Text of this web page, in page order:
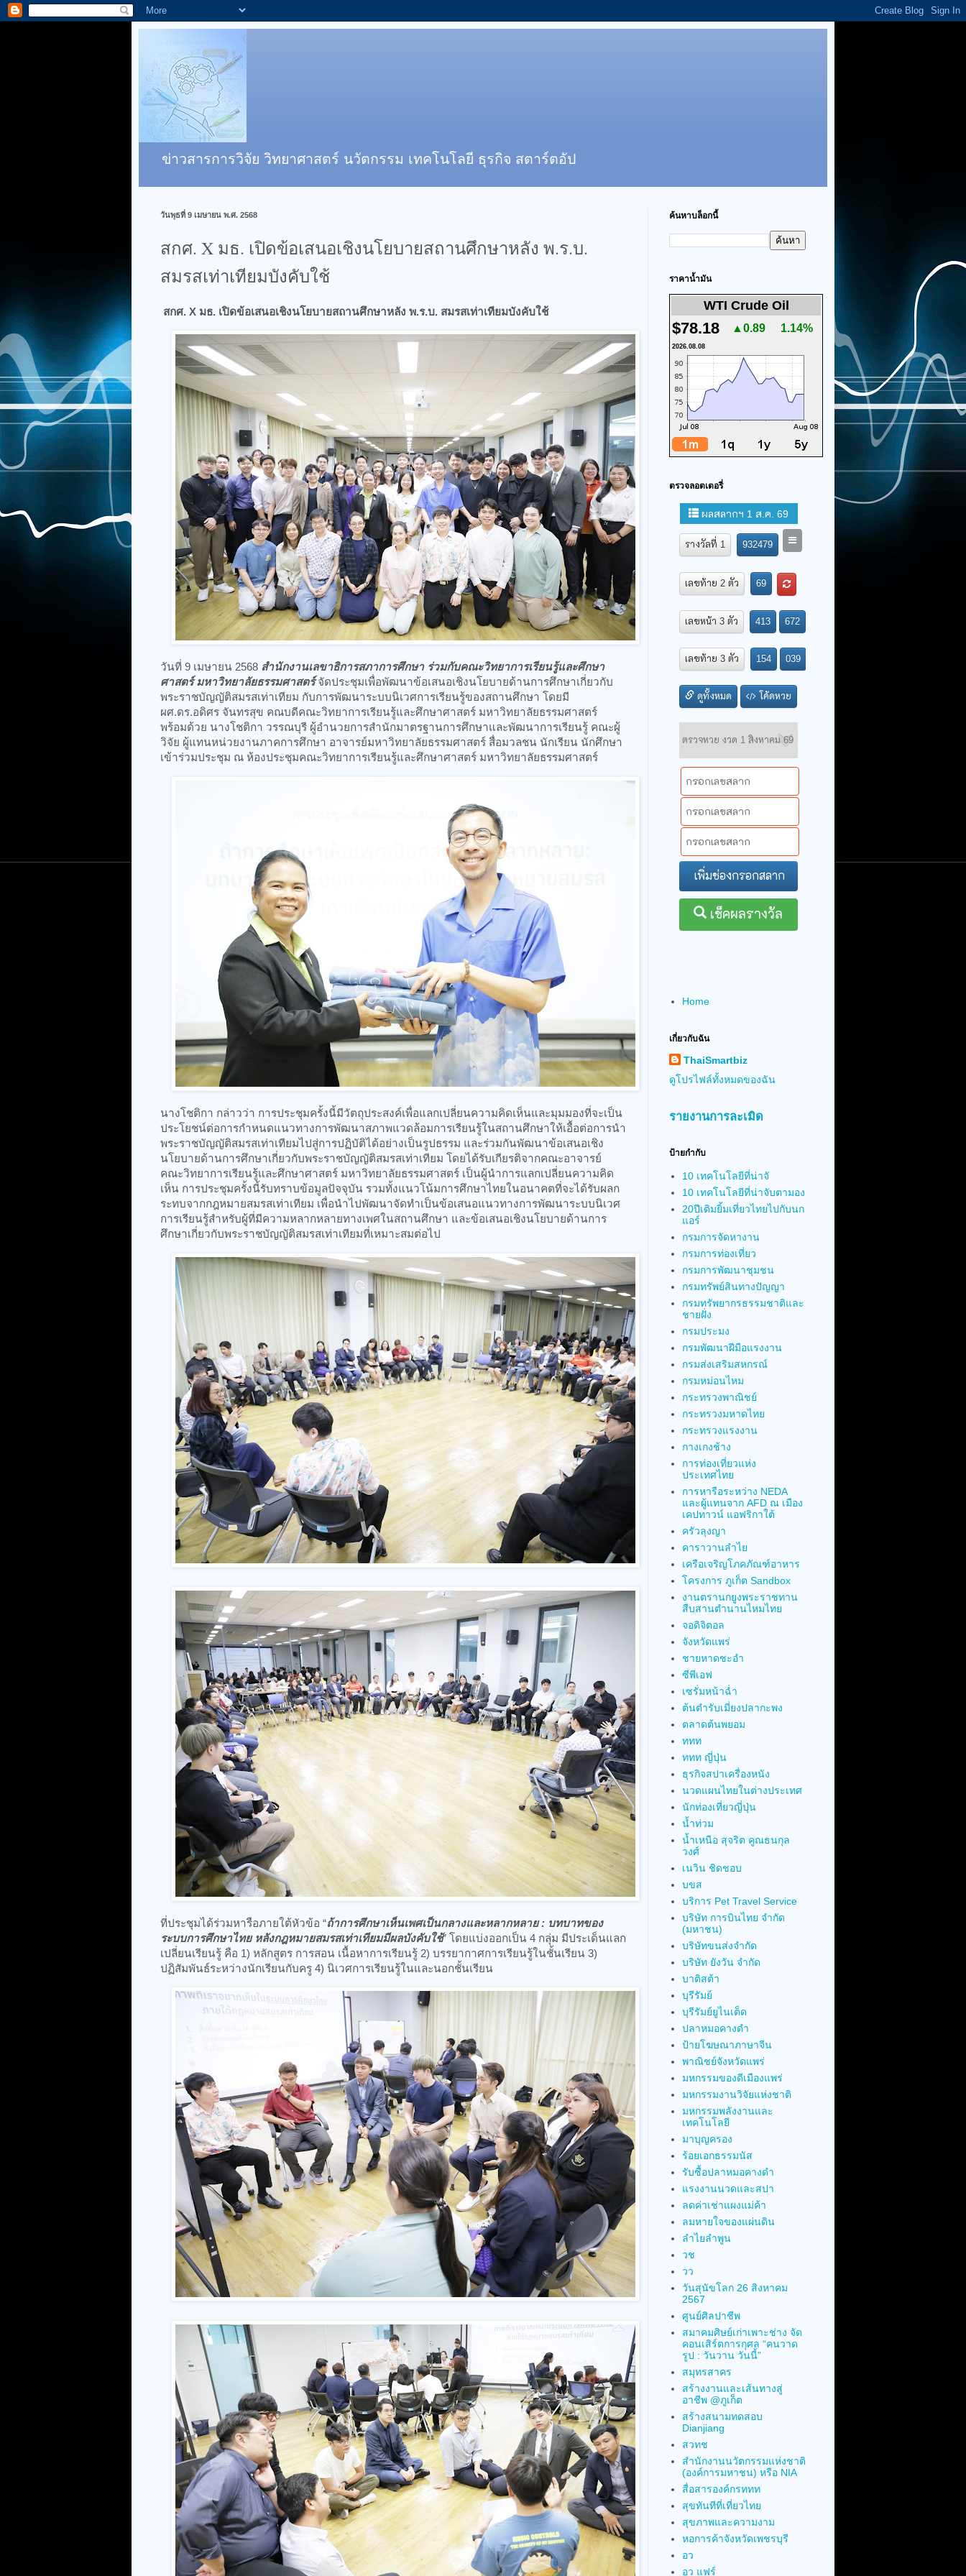
ข่าวสารการวิจัย วิทยาศาสตร์ นวัตกรรม เทคโนโลยี ธุรกิจ สตาร์ตอัป
วันพุธที่ 9 เมษายน พ.ศ. 2568
สกศ. X มธ. เปิดข้อเสนอเชิงนโยบายสถานศึกษาหลัง พ.ร.บ.
สมรสเท่าเทียมบังคับใช้
สกศ. X มธ. เปิดข้อเสนอเชิงนโยบายสถานศึกษาหลัง พ.ร.บ. สมรสเท่าเทียมบังคับใช้
วันที่ 9 เมษายน 2568 สำนักงานเลขาธิการสภาการศึกษา ร่วมกับคณะวิทยาการเรียนรู้และศึกษา
ศาสตร์ มหาวิทยาลัยธรรมศาสตร์จัดประชุมเพื่อพัฒนาข้อเสนอเชิงนโยบายด้านการศึกษาเกี่ยวกับ
พระราชบัญญัติสมรสเท่าเทียม กับการพัฒนาระบบนิเวศการเรียนรู้ของสถานศึกษา โดยมี
ผศ.ดร.อดิศร จันทรสุข คณบดีคณะวิทยาการเรียนรู้และศึกษาศาสตร์ มหาวิทยาลัยธรรมศาสตร์
พร้อมด้วย นางโชติกา วรรณบุรี ผู้อำนวยการสำนักมาตรฐานการศึกษาและพัฒนาการเรียนรู้ คณะผู้
วิจัย ผู้แทนหน่วยงานภาคการศึกษา อาจารย์มหาวิทยาลัยธรรมศาสตร์ สื่อมวลชน นักเรียน นักศึกษา
เข้าร่วมประชุม ณ ห้องประชุมคณะวิทยาการเรียนรู้และศึกษาศาสตร์ มหาวิทยาลัยธรรมศาสตร์
นางโชติกา กล่าวว่า การประชุมครั้งนี้มีวัตถุประสงค์เพื่อแลกเปลี่ยนความคิดเห็นและมุมมองที่จะเป็น
ประโยชน์ต่อการกำหนดแนวทางการพัฒนาสภาพแวดล้อมการเรียนรู้ในสถานศึกษาให้เอื้อต่อการนำ
พระราชบัญญัติสมรสเท่าเทียมไปสู่การปฏิบัติได้อย่างเป็นรูปธรรม และร่วมกันพัฒนาข้อเสนอเชิง
นโยบายด้านการศึกษาเกี่ยวกับพระราชบัญญัติสมรสเท่าเทียม โดยได้รับเกียรติจากคณะอาจารย์
คณะวิทยาการเรียนรู้และศึกษาศาสตร์ มหาวิทยาลัยธรรมศาสตร์ เป็นผู้นำการแลกเปลี่ยนความคิด
เห็น การประชุมครั้งนี้รับทราบข้อมูลปัจจุบัน รวมทั้งแนวโน้มการศึกษาไทยในอนาคตที่จะได้รับผลก
ระทบจากกฎหมายสมรสเท่าเทียม เพื่อนำไปพัฒนาจัดทำเป็นข้อเสนอแนวทางการพัฒนาระบบนิเวศ
การเรียนรู้สำหรับผู้ที่มีความหลากหลายทางเพศในสถานศึกษา และข้อเสนอเชิงนโยบายด้านการ
ศึกษาเกี่ยวกับพระราชบัญญัติสมรสเท่าเทียมที่เหมาะสมต่อไป
ที่ประชุมได้ร่วมหารือภายใต้หัวข้อ “ถ้าการศึกษาเห็นเพศเป็นกลางและหลากหลาย : บทบาทของ
ระบบการศึกษาไทย หลังกฎหมายสมรสเท่าเทียมมีผลบังคับใช้” โดยแบ่งออกเป็น 4 กลุ่ม มีประเด็นแลก
เปลี่ยนเรียนรู้ คือ 1) หลักสูตร การสอน เนื้อหาการเรียนรู้ 2) บรรยากาศการเรียนรู้ในชั้นเรียน 3)
ปฏิสัมพันธ์ระหว่างนักเรียนกับครู 4) นิเวศการเรียนรู้ในและนอกชั้นเรียน
ค้นหาบล็อกนี้
ราคาน้ำมัน
WTI Crude Oil
$78.18 ▲0.89 1.14%
2026.08.08
ตรวจลอตเตอรี่
Home
เกี่ยวกับฉัน
ThaiSmartbiz
ดูโปรไฟล์ทั้งหมดของฉัน
รายงานการละเมิด
ป้ายกำกับ
10 เทคโนโลยีที่น่าจั
10 เทคโนโลยีที่น่าจับตามอง
20ปีเติมยิ้มเที่ยวไทยไปกับนก
แอร์
กรมการจัดหางาน
กรมการท่องเที่ยว
กรมการพัฒนาชุมชน
กรมทรัพย์สินทางปัญญา
กรมทรัพยากรธรรมชาติและ
ชายฝั่ง
กรมประมง
กรมพัฒนาฝีมือแรงงาน
กรมส่งเสริมสหกรณ์
กรมหม่อนไหม
กระทรวงพาณิชย์
กระทรวงมหาดไทย
กระทรวงแรงงาน
กางเกงช้าง
การท่องเที่ยวแห่ง
ประเทศไทย
การหารือระหว่าง NEDA
และผู้แทนจาก AFD ณ เมือง
เคปทาวน์ แอฟริกาใต้
ครัวลุงญา
คาราวานลำไย
เครือเจริญโภคภัณฑ์อาหาร
โครงการ ภูเก็ต Sandbox
งานตรานกยูงพระราชทาน
สืบสานตำนานไหมไทย
จอดิจิตอล
จังหวัดแพร่
ชายหาดชะอำ
ซีพีเอฟ
เซรั่มหน้าฉ่ำ
ต้นตำรับเมี่ยงปลากะพง
ตลาดต้นพยอม
ททท
ททท ญี่ปุ่น
ธุรกิจสปาเครื่องหนัง
นวดแผนไทยในต่างประเทศ
นักท่องเที่ยวญี่ปุ่น
น้ำท่วม
น้ำเหนือ สุจริต คูณธนกุล
วงศ์
เนวิน ชิดชอบ
บขส
บริการ Pet Travel Service
บริษัท การบินไทย จำกัด
(มหาชน)
บริษัทขนส่งจำกัด
บริษัท ยังวัน จำกัด
บาติสต้า
บุรีรัมย์
บุรีรัมย์ยูไนเต็ด
ปลาหมอคางดำ
ป้ายโฆษณาภาษาจีน
พาณิชย์จังหวัดแพร่
มหกรรมของดีเมืองแพร่
มหกรรมงานวิจัยแห่งชาติ
มหกรรมพลังงานและ
เทคโนโลยี
มาบุญครอง
ร้อยเอกธรรมนัส
รับซื้อปลาหมอคางดำ
แรงงานนวดและสปา
ลดค่าเช่าแผงแม่ค้า
ลมหายใจของแผ่นดิน
ลำไยลำพูน
วช
วว
วันสุนัขโลก 26 สิงหาคม
2567
ศูนย์ศิลปาชีพ
สมาคมศิษย์เก่าเพาะช่าง จัด
คอนเสิร์ตการกุศล “คนวาด
รูป : วันวาน วันนี้”
สมุทรสาคร
สร้างงานและเส้นทางสู่
อาชีพ @ภูเก็ต
สร้างสนามทดสอบ
Dianjiang
สวทช
สำนักงานนวัตกรรมแห่งชาติ
(องค์การมหาชน) หรือ NIA
สื่อสารองค์กรททท
สุขทันทีที่เที่ยวไทย
สุขภาพและความงาม
หอการค้าจังหวัดเพชรบุรี
อว
อว แฟร์